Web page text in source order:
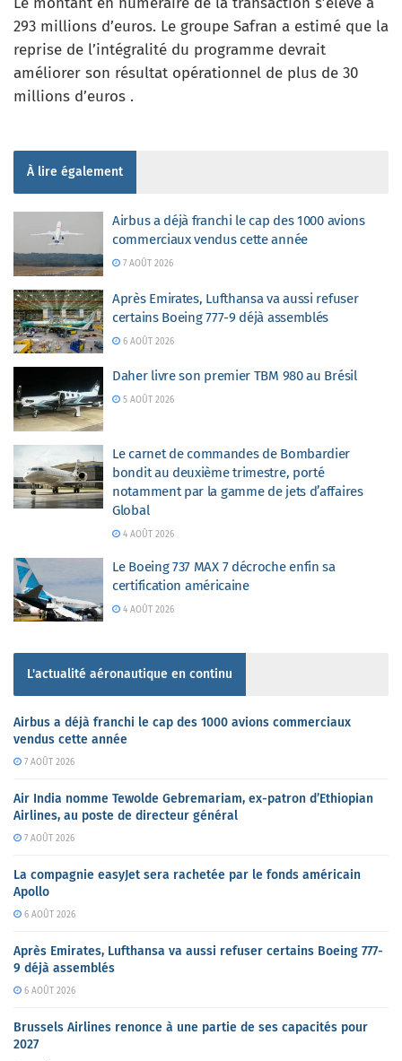
293 millions d’euros. Le groupe Safran a estimé que la
reprise de l’intégralité du programme devrait
améliorer son résultat opérationnel de plus de 30
millions d’euros .
À lire également
Airbus a déjà franchi le cap des 1000 avions
commerciaux vendus cette année
7 AOÛT 2026
Après Emirates, Lufthansa va aussi refuser
certains Boeing 777-9 déjà assemblés
6 AOÛT 2026
Daher livre son premier TBM 980 au Brésil
5 AOÛT 2026
Le carnet de commandes de Bombardier
bondit au deuxième trimestre, porté
notamment par la gamme de jets d’affaires
Global
4 AOÛT 2026
Le Boeing 737 MAX 7 décroche enfin sa
certification américaine
4 AOÛT 2026
L'actualité aéronautique en continu
Airbus a déjà franchi le cap des 1000 avions commerciaux
vendus cette année
7 AOÛT 2026
Air India nomme Tewolde Gebremariam, ex-patron d’Ethiopian
Airlines, au poste de directeur général
7 AOÛT 2026
La compagnie easyJet sera rachetée par le fonds américain
Apollo
6 AOÛT 2026
Après Emirates, Lufthansa va aussi refuser certains Boeing 777-
9 déjà assemblés
6 AOÛT 2026
Brussels Airlines renonce à une partie de ses capacités pour
2027